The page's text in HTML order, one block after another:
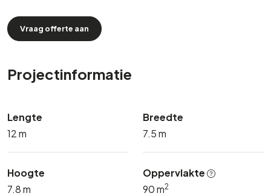
Vraag offerte aan
Projectinformatie
Lengte
12 m
Breedte
7.5 m
Hoogte
7.8 m
Oppervlakte
90 m2